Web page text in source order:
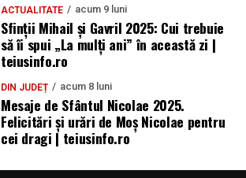
ACTUALITATE acum 9 luni
Sfinții Mihail și Gavril 2025: Cui trebuie
să îi spui „La mulţi ani” în această zi |
teiusinfo.ro
DIN JUDEȚ acum 8 luni
Mesaje de Sfântul Nicolae 2025.
Felicitări și urări de Moș Nicolae pentru
cei dragi | teiusinfo.ro